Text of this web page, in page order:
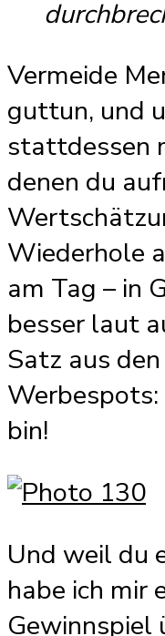
Vermeide
guttun, und
stattdessen
denen du
Wiederhole
am Tag – in
besser laut
Satz aus den
bin!
Und weil du
habe ich mir
Gewinnspiel